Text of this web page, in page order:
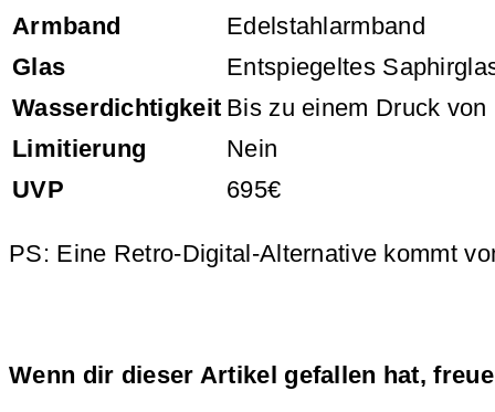
Armband
Edelstahlarmband
Glas
Entspiegeltes
Wasserdichtigkeit Bis zu einem Druck von
Limitierung
Nein
UVP
695€
PS: Eine Retro-Digital-Alternative kommt
Wenn dir dieser Artikel gefallen hat,